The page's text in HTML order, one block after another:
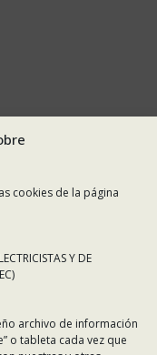
cookies de la página
Y DE
archivo de información
o tableta cada vez que